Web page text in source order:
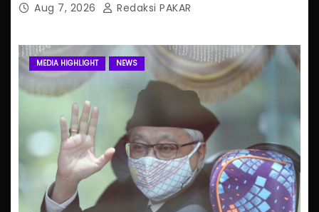
Aug 7, 2026 Redaksi PAKAR
MEDIA HIGHLIGHT NEWS